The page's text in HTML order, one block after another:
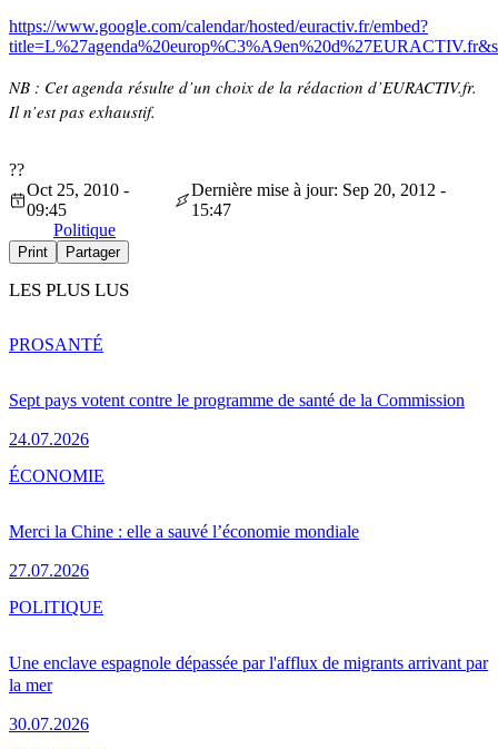
https://www.google.com/calendar/hosted/euractiv.fr/embed?
NB : Cet agenda résulte d’un choix de la rédaction d’EURACTIV.fr.
Il n’est pas exhaustif.
??
Oct 25, 2010 -
09:45
Dernière mise à jour: Sep 20, 2012 -
15:47
Politique
Print Partager
LES PLUS LUS
Sept pays votent contre le programme de santé de la Commission
24.07.2026
PROSANTÉ
Merci la Chine : elle a sauvé l’économie mondiale
27.07.2026
ÉCONOMIE
Une enclave espagnole dépassée par l'afflux de migrants arrivant par
la mer
30.07.2026
POLITIQUE